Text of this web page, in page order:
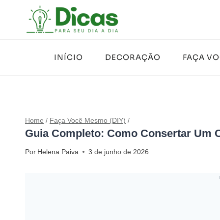
INÍCIO
DECORAÇÃO FAÇA
Home / Faça Você Mesmo (DIY) /
Guia Completo: Como Consertar Um
Por Helena Paiva 3 de junho de 2026